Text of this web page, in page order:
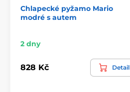
Chlapecké pyžamo Mario
modré s autem
2 dny
828 Kč Detail